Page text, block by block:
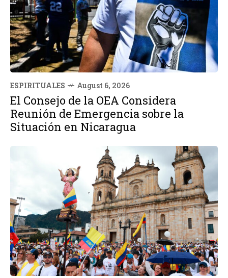
ESPIRITUALES August 6, 2026
El Consejo de la OEA Considera
Reunión de Emergencia sobre la
Situación en Nicaragua